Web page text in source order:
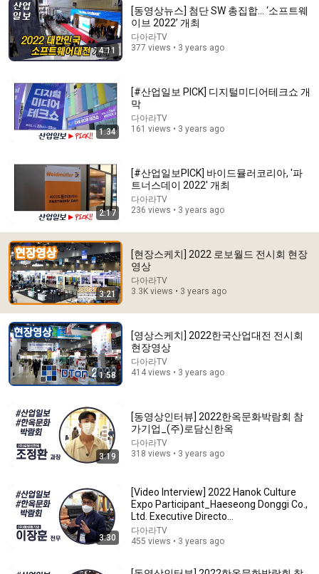
Comment...
Meghan Markle's Body Language on MasterChef
Scott Rouse
New 130K views
G1 News • 771K views
4:11
[동영상뉴스] 첨단 SW 총집합… ‘소프트웨
이브 2022’ 개최
다아라TV
377 views • 3 years ago
1:34
[#산업일보 PICK] 디지털미디어테크쇼 개
막
다아라TV
161 views • 3 years ago
2:17
[#산업일보PICK] 바이드뮬러코리아, '파
트너스데이 2022' 개최
다아라TV
236 views • 3 years ago
3:21
[현장스케치] 2022 로보월드 전시회 현장
영상
다아라TV
3.3K views • 3 years ago
1:58
[영상스케치] 2022한국산업대전 전시회
현장영상
다아라TV
414 views • 3 years ago
3:19
[동영상인터뷰] 2022한옥문화박람회 참
가기업_(주)로담신한옥
다아라TV
318 views • 3 years ago
3:30
[Video Interview] 2022 Hanok Culture
Expo Participant_Haeseong Donggi Co.,
Ltd. Executive Directo...
다아라TV
455 views • 3 years ago